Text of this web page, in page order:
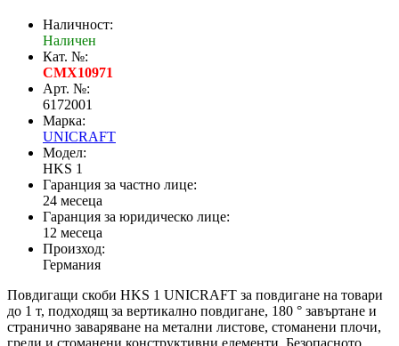
Наличност:
Наличен
Кат. №:
CMX10971
Арт. №:
6172001
Марка:
UNICRAFT
Модел:
HKS 1
Гаранция за частно лице:
24 месеца
Гаранция за юридическо лице:
12 месеца
Произход:
Германия
Повдигащи скоби HKS 1 UNICRAFT за повдигане на товари
до 1 т, подходящ за вертикално повдигане, 180 ° завъртане и
странично заваряване на метални листове, стоманени плочи,